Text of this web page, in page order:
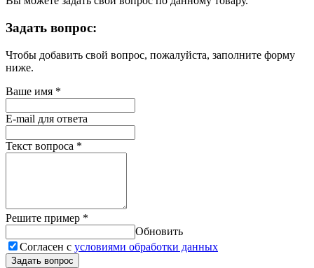
Задать вопрос:
Чтобы добавить свой вопрос, пожалуйста, заполните форму
ниже.
Ваше имя *
E-mail для ответа
Текст вопроса *
Решите пример *
Обновить
Согласен с условиями обработки данных
Задать вопрос